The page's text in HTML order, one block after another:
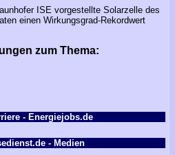
ISE vorgestellte Solarzelle des
einen Wirkungsgrad-Rekordwert
zum Thema:
- Energiejobs.de
- Medien